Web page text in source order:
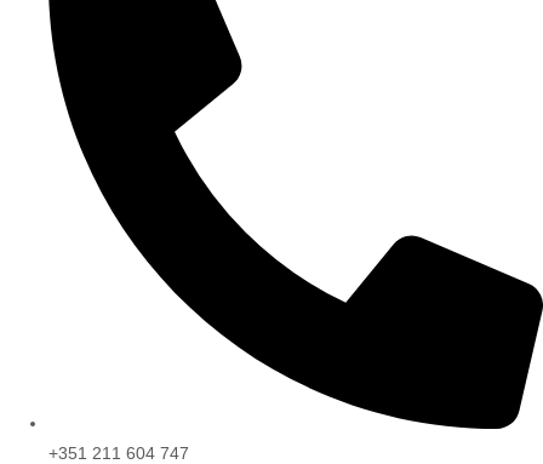
+351 211 604 747